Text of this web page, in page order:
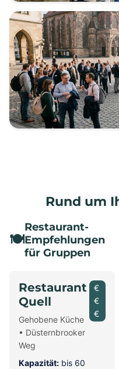
Rund um
🍽️
Restaurant-
Empfehlungen
für Gruppen
Restaurant
Quell
Gehobene Küche
• Düsternbrooker
Weg
€
€
€
Kapazität: bis 60